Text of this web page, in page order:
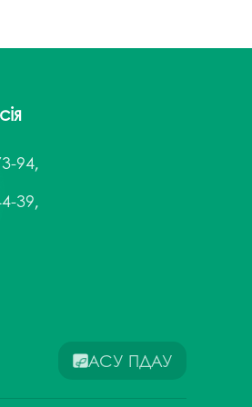
94,
39,
АСУ ПДАУ